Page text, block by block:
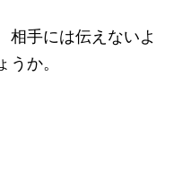
相手には伝えないよ
か。